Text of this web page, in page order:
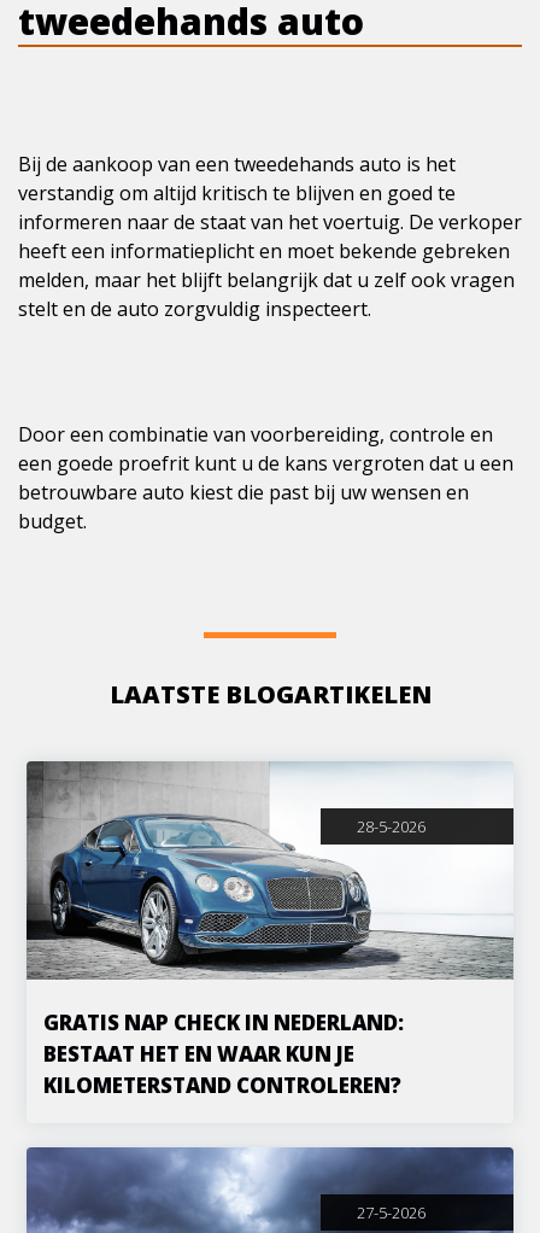
tweedehands auto
Bij de aankoop van een tweedehands auto is het
verstandig om altijd kritisch te blijven en goed te
informeren naar de staat van het voertuig. De verkoper
heeft een informatieplicht en moet bekende gebreken
melden, maar het blijft belangrijk dat u zelf ook vragen
stelt en de auto zorgvuldig inspecteert.
Door een combinatie van voorbereiding, controle en
een goede proefrit kunt u de kans vergroten dat u een
betrouwbare auto kiest die past bij uw wensen en
budget.
LAATSTE BLOGARTIKELEN
28-5-2026
GRATIS NAP CHECK IN NEDERLAND:
BESTAAT HET EN WAAR KUN JE
KILOMETERSTAND CONTROLEREN?
27-5-2026